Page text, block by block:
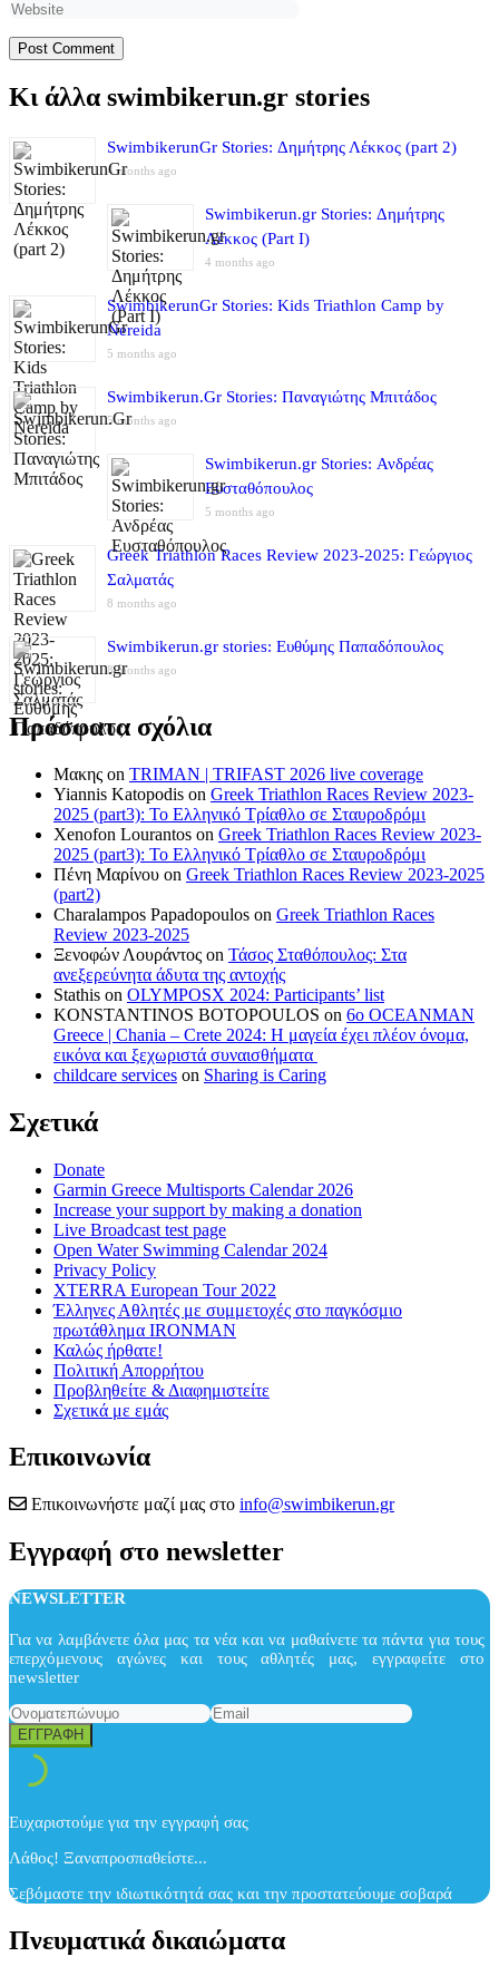
Κι άλλα swimbikerun.gr stories
SwimbikerunGr Stories: Δημήτρης Λέκκος (part 2)
4 months ago
Swimbikerun.gr Stories: Δημήτρης
Λέκκος (Part I)
4 months ago
SwimbikerunGr Stories: Kids Triathlon Camp by
Nereida
5 months ago
Swimbikerun.Gr Stories: Παναγιώτης Μπιτάδος
5 months ago
Swimbikerun.gr Stories: Ανδρέας
Ευσταθόπουλος
5 months ago
Greek Triathlon Races Review 2023-2025: Γεώργιος
Σαλματάς
8 months ago
Swimbikerun.gr stories: Ευθύμης Παπαδόπουλος
8 months ago
Πρόσφατα σχόλια
Μακης on TRIMAN | TRIFAST 2026 live coverage
Yiannis Katopodis on Greek Triathlon Races Review 2023-
2025 (part3): Το Ελληνικό Τρίαθλο σε Σταυροδρόμι
Xenofon Lourantos on Greek Triathlon Races Review 2023-
2025 (part3): Το Ελληνικό Τρίαθλο σε Σταυροδρόμι
Πένη Μαρίνου on Greek Triathlon Races Review 2023-2025
(part2)
Charalampos Papadopoulos on Greek Triathlon Races
Review 2023-2025
Ξενοφών Λουράντος on Τάσος Σταθόπουλος: Στα
ανεξερεύνητα άδυτα της αντοχής
Stathis on OLYMPOSX 2024: Participants’ list
KONSTANTINOS BOTOPOULOS on 6ο OCEANMAN
Greece | Chania – Crete 2024: Η μαγεία έχει πλέον όνομα,
εικόνα και ξεχωριστά συναισθήματα
childcare services on Sharing is Caring
Σχετικά
Donate
Garmin Greece Multisports Calendar 2026
Increase your support by making a donation
Live Broadcast test page
Open Water Swimming Calendar 2024
Privacy Policy
XTERRA European Tour 2022
Έλληνες Αθλητές με συμμετοχές στο παγκόσμιο
πρωτάθλημα IRONMAN
Καλώς ήρθατε!
Πολιτική Απορρήτου
Προβληθείτε & Διαφημιστείτε
Σχετικά με εμάς
Επικοινωνία
Επικοινωνήστε μαζί μας στο info@swimbikerun.gr
Εγγραφή στο newsletter
NEWSLETTER
Για να λαμβάνετε όλα μας τα νέα και να μαθαίνετε τα πάντα για τους
επερχόμενους αγώνες και τους αθλητές μας, εγγραφείτε στο
newsletter
Ευχαριστούμε για την εγγραφή σας
Λάθος! Ξαναπροσπαθείστε...
Σεβόμαστε την ιδιωτικότητά σας και την προστατεύουμε σοβαρά
Πνευματικά δικαιώματα